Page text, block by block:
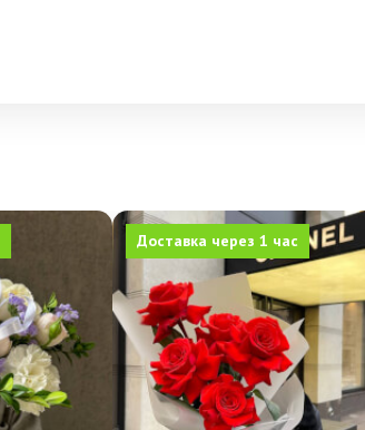
Доставка через 1 час